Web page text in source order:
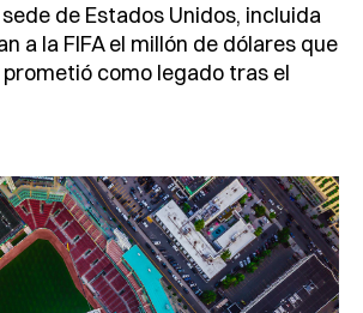
de Estados Unidos, incluida
a la FIFA el millón de dólares que
como legado tras el